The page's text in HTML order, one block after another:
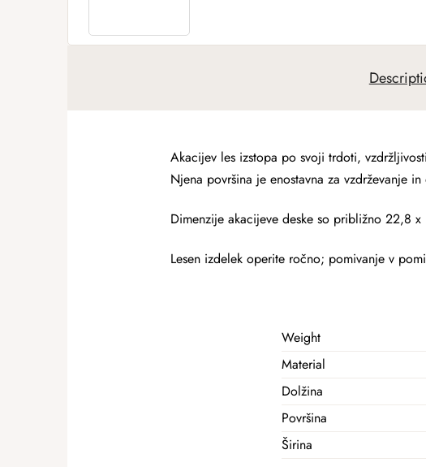
Akacijev les izstopa po svoji trdoti,
Njena površina je enostavna za vzdrževanje
Dimenzije akacijeve deske so približno 22,8
Lesen izdelek operite ročno; pomivanje v
Weight
Material
Dolžina
Površina
Širina